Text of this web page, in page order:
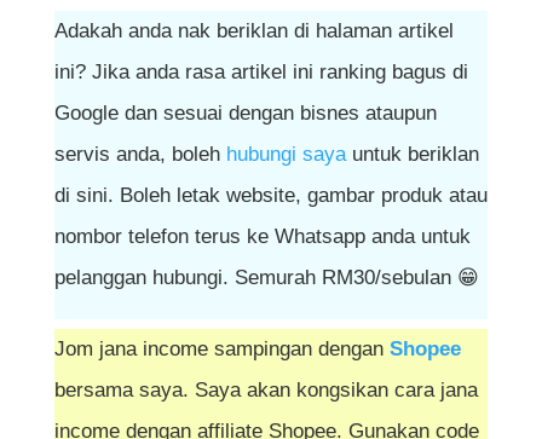
Adakah anda nak beriklan di halaman artikel
ini? Jika anda rasa artikel ini ranking bagus di
Google dan sesuai dengan bisnes ataupun
servis anda, boleh hubungi sayauntuk beriklan
di sini. Boleh letak website, gambar produk atau
nombor telefon terus ke Whatsapp anda untuk
pelanggan hubungi. Semurah RM30/sebulan 😁
Jom jana income sampingan dengan Shopee
bersama saya. Saya akan kongsikan cara jana
income dengan affiliate Shopee. Gunakan code